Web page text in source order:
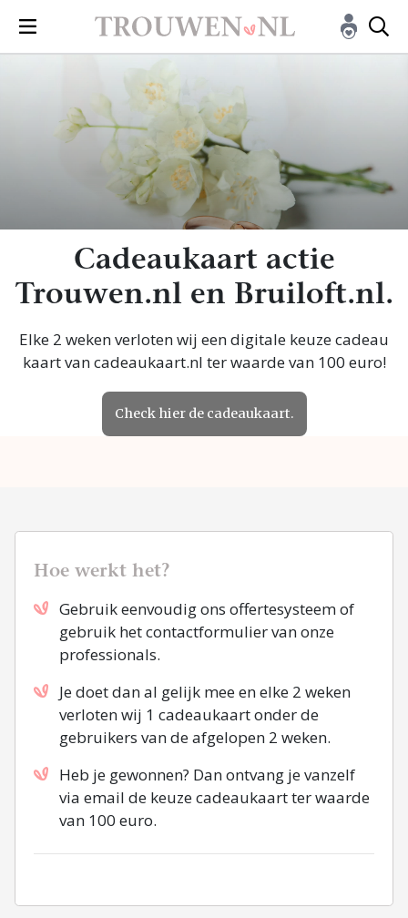
Cadeaukaart actie
Trouwen.nl en Bruiloft.nl.
Elke 2 weken verloten wij een digitale keuze cadeau
kaart van cadeaukaart.nl ter waarde van 100 euro!
Check hier de cadeaukaart.
Hoe werkt het?
Gebruik eenvoudig ons offertesysteem of
gebruik het contactformulier van onze
professionals.
Je doet dan al gelijk mee en elke 2 weken
verloten wij 1 cadeaukaart onder de
gebruikers van de afgelopen 2 weken.
Heb je gewonnen? Dan ontvang je vanzelf
via email de keuze cadeaukaart ter waarde
van 100 euro.